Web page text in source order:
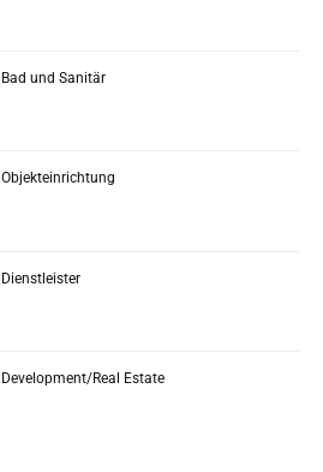
Bad und Sanitär
Objekteinrichtung
Dienstleister
Development/Real Estate